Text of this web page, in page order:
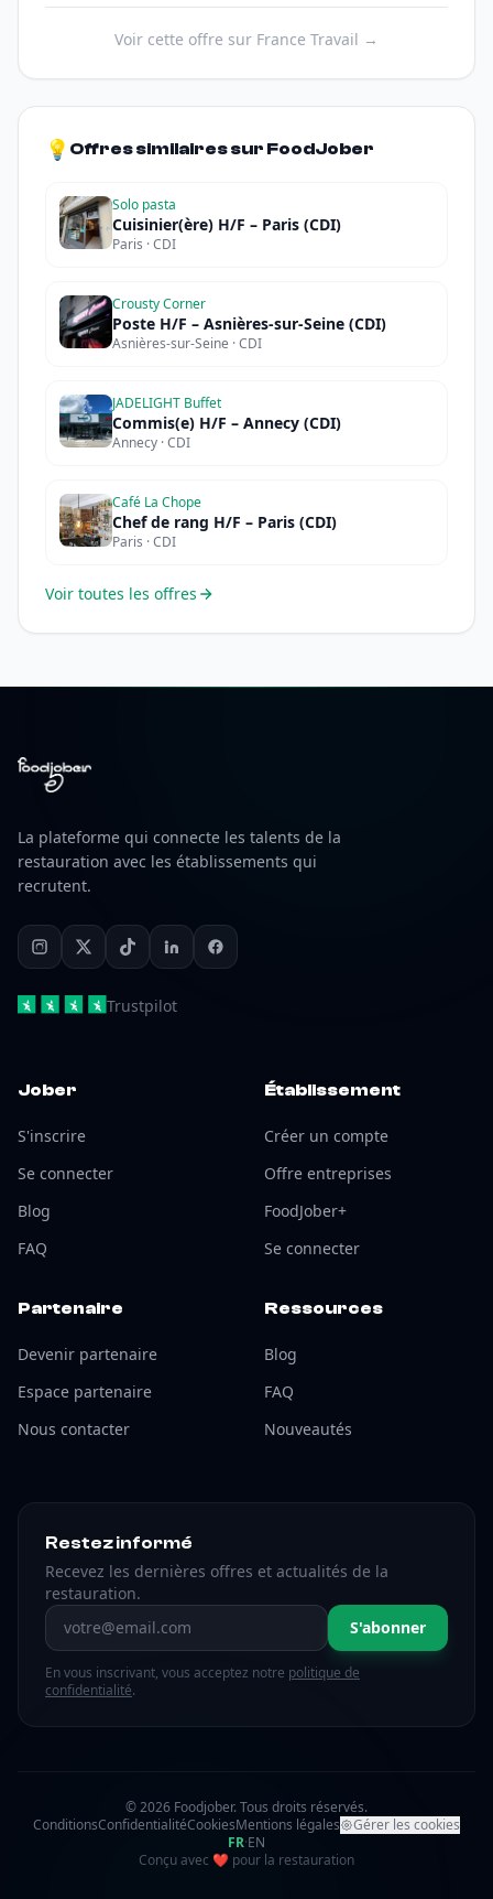
Voir cette offre sur France Travail →
💡 Offres similaires sur FoodJober
Solo pasta
Cuisinier(ère) H/F – Paris (CDI)
Paris · CDI
Crousty Corner
Poste H/F – Asnières-sur-Seine (CDI)
Asnières-sur-Seine · CDI
JADELIGHT Buffet
Commis(e) H/F – Annecy (CDI)
Annecy · CDI
Café La Chope
Chef de rang H/F – Paris (CDI)
Paris · CDI
Voir toutes les offres
La plateforme qui connecte les talents de la
restauration avec les établissements qui
recrutent.
Trustpilot
Jober
S'inscrire
Se connecter
Blog
FAQ
Établissement
Créer un compte
Offre entreprises
FoodJober+
Se connecter
Partenaire
Devenir partenaire
Espace partenaire
Nous contacter
Ressources
Blog
FAQ
Nouveautés
Restez informé
Recevez les dernières offres et actualités de la
restauration.
Adresse email S'abonner
En vous inscrivant, vous acceptez notre politique de
confidentialité.
© 2026 Foodjober. Tous droits réservés.
ConditionsConfidentialitéCookiesMentions légales
Gérer les cookies
FR·EN
Conçu avec ❤ amour
pour la restauration